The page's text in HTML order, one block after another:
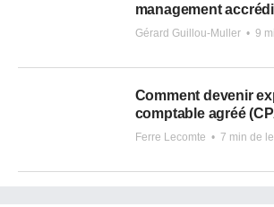
management
Gérard Guillou-Muller • 9
Comment devenir
comptable agréé
Ferre Lecomte • 7 min de